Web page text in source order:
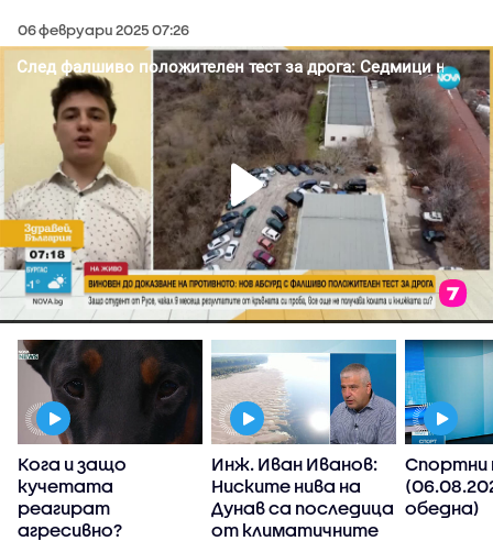
06 февруари 2025 07:26
Кога и защо
кучетата
реагират
агресивно?
Инж. Иван Иванов:
Ниските нива на
Дунав са последица
от климатичните
Спортни
обедна)